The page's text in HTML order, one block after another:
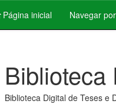
Página inicial Navegar por
Biblioteca
Biblioteca Digital de Teses e